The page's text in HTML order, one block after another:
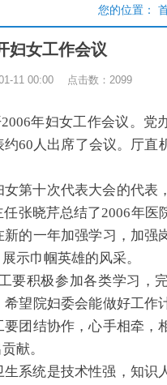
您的位置：
妇女工作会议
11 00:00 点击数： 2099
年妇女工作会议。党
60人出席了会议。厅直
第十次代表大会的代表
张晓芹总结了2006年医
的一年加强学习，加强
示巾帼英雄的风采。
积极参加各类学习，
望院妇委会能做好工作
团结协作，心手相牵，
献。
系统是技术性强，知识